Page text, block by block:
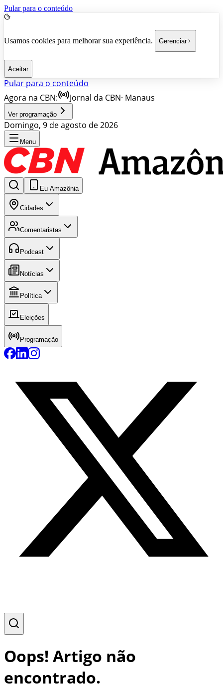
Pular para o conteúdo
Usamos cookies para melhorar sua experiência. Gerenciar
Aceitar
Pular para o conteúdo
Agora na CBN:
Jornal da CBN· Manaus
Ver programação
Domingo, 9 de agosto de 2026
Menu
Eu Amazônia
Cidades
Comentaristas
Podcast
Notícias
Política
Eleições
Programação
Oops! Artigo não
encontrado.